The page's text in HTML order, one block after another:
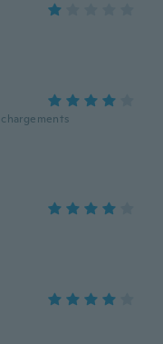
chargements